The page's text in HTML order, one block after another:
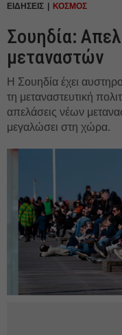
ΕΙΔΗΣΕΙΣ ΚΟΣΜΟΣ
Σουηδία:
μεταναστών
Η Σουηδία έχει
τη μεταναστευτική
απελάσεις νέων
μεγαλώσει στη χώρα.